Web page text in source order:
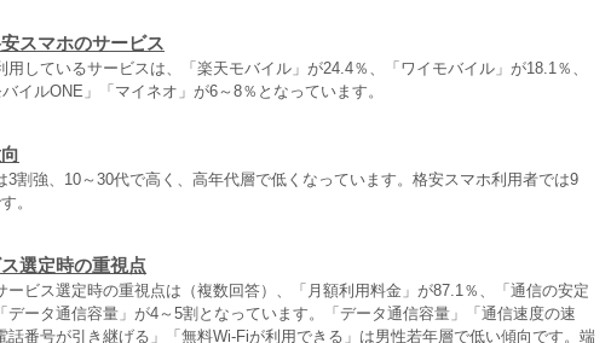
スマホのサービス
しているサービスは、「楽天モバイル」が24.4％、「ワイモバイル」が18.1％、
イルONE」「マイネオ」が6～8％となっています。
3割強、10～30代で高く、高年代層で低くなっています。格安スマホ利用者では9
。
選定時の重視点
ービス選定時の重視点は（複数回答）、「月額利用料金」が87.1％、「通信の安定
データ通信容量」が4～5割となっています。「データ通信容量」「通信速度の速
話番号が引き継げる」「無料Wi‐Fiが利用できる」は男性若年層で低い傾向です。端